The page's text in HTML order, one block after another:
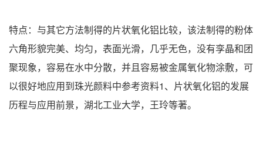
特点：与其它方法制得的片状氧化铝比较，该法制得的粉体
六角形貌完美、均匀，表面光滑，几乎无色，没有孪晶和团
聚现象，容易在水中分散，并且容易被金属氧化物涂敷，可
以很好地应用到珠光颜料中参考资料1、片状氧化铝的发展
历程与应用前景，湖北工业大学，王玲等著。